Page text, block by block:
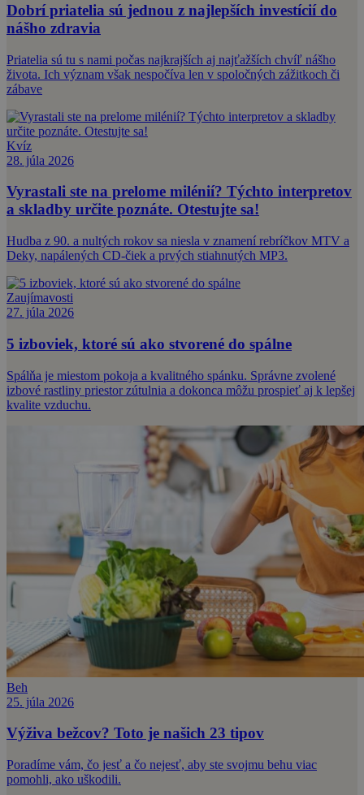
Dobrí priatelia sú jednou z najlepších investícií do
nášho zdravia
Priatelia sú tu s nami počas najkrajších aj najťažších chvíľ nášho
života. Ich význam však nespočíva len v spoločných zážitkoch či
zábave
Kvíz
28. júla 2026
Vyrastali ste na prelome milénií? Týchto interpretov
a skladby určite poznáte. Otestujte sa!
Hudba z 90. a nultých rokov sa niesla v znamení rebríčkov MTV a
Deky, napálených CD-čiek a prvých stiahnutých MP3.
Zaujímavosti
27. júla 2026
5 izboviek, ktoré sú ako stvorené do spálne
Spálňa je miestom pokoja a kvalitného spánku. Správne zvolené
izbové rastliny priestor zútulnia a dokonca môžu prospieť aj k lepšej
kvalite vzduchu.
Beh
25. júla 2026
Výživa bežcov? Toto je našich 23 tipov
Poradíme vám, čo jesť a čo nejesť, aby ste svojmu behu viac
pomohli, ako uškodili.